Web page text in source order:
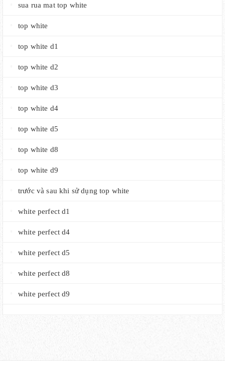
sua rua mat top white
top white
top white d1
top white d2
top white d3
top white d4
top white d5
top white d8
top white d9
trước và sau khi sử dụng top white
white perfect d1
white perfect d4
white perfect d5
white perfect d8
white perfect d9